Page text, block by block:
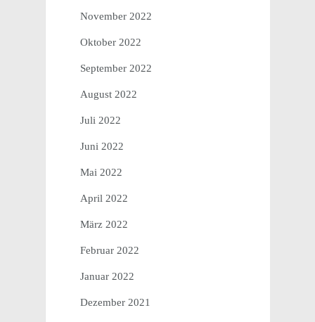
November 2022
Oktober 2022
September 2022
August 2022
Juli 2022
Juni 2022
Mai 2022
April 2022
März 2022
Februar 2022
Januar 2022
Dezember 2021